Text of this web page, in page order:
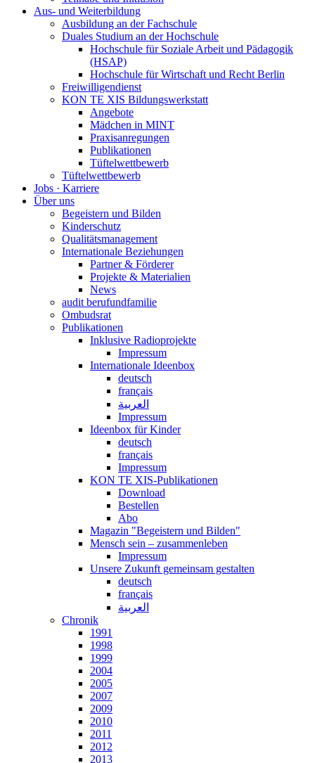
Aus- und Weiterbildung
Ausbildung an der Fachschule
Duales Studium an der Hochschule
Hochschule für Soziale Arbeit und Pädagogik
(HSAP)
Hochschule für Wirtschaft und Recht Berlin
Freiwilligendienst
KON TE XIS Bildungswerkstatt
Angebote
Mädchen in MINT
Praxisanregungen
Publikationen
Tüftelwettbewerb
Tüftelwettbewerb
Jobs · Karriere
Über uns
Begeistern und Bilden
Kinderschutz
Qualitätsmanagement
Internationale Beziehungen
Partner & Förderer
Projekte & Materialien
News
audit berufundfamilie
Ombudsrat
Publikationen
Inklusive Radioprojekte
Impressum
Internationale Ideenbox
deutsch
français
العربية
Impressum
Ideenbox für Kinder
deutsch
français
Impressum
KON TE XIS-Publikationen
Download
Bestellen
Abo
Magazin "Begeistern und Bilden"
Mensch sein – zusammenleben
Impressum
Unsere Zukunft gemeinsam gestalten
deutsch
français
العربية
Chronik
1991
1998
1999
2004
2005
2007
2009
2010
2011
2012
2013